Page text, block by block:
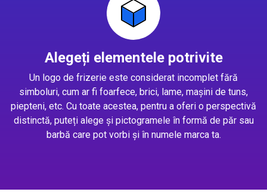
Alegeți elementele potrivite
Un logo de frizerie este considerat incomplet fără
simboluri, cum ar fi foarfece, brici, lame, mașini de tuns,
piepteni, etc. Cu toate acestea, pentru a oferi o perspectivă
distinctă, puteți alege și pictogramele în formă de păr sau
barbă care pot vorbi și în numele marca ta.